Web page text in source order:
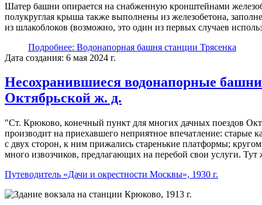
Шатер башни опирается на снабженную кронштейнами
полукруглая крыша также выполнены из железобетона,
из шлакоблоков (возможно, это один из первых случаев
Подробнее: Водонапорная башня станции Трясенка
Дата создания: 6 мая 2024 г.
Несохранившиеся водонапорные
Октябрьской ж. д.
Ст. Крюково, конечный пункт для многих дачных поездов
производит на приехавшего неприятное впечатление: старые
с двух сторон, к ним прижались старенькие платформы;
много извозчиков, предлагающих на перебой свои услуги.
Путеводитель «Дачи и окрестности Москвы», 1930 г.